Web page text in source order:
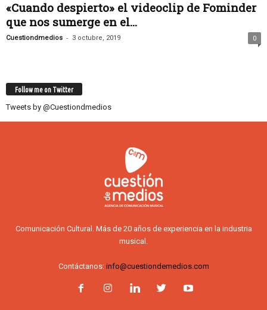
«Cuando despierto» el videoclip de Fominder
que nos sumerge en el...
Cuestiondmedios - 3 octubre, 2019 0
Follow me on Twitter
Tweets by @Cuestiondmedios
Comunicación Cultural. Más de 20 años de experiencia en la industria
musical.
Contáctanos: info@cuestiondemedios.com